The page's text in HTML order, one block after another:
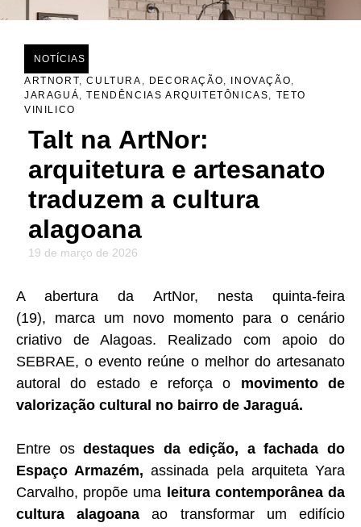
NOTÍCIAS
ARTNORT,CULTURA , DECORAÇÃO, INOVAÇÃO,
JARAGUÁ,TENDÊNCIAS ARQUITETÔNICAS, TETO
VINILICO
Talt na ArtNor:
arquitetura e artesanato
traduzem a cultura
alagoana
19 de março de 2026
A abertura da ArtNor, nesta quinta-feira
(19), marca um novo momento para o cenário
criativo de Alagoas. Realizado com apoio do
SEBRAE, o evento reúne o melhor do artesanato
autoral do estado e reforça o movimento de
valorização cultural no bairro de Jaraguá.
Entre os destaques da edição, a fachada do
Espaço Armazém, assinada pela arquiteta Yara
Carvalho, propõe uma leitura contemporânea da
cultura alagoana
ao transformar um edifício